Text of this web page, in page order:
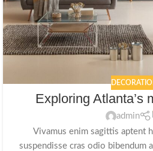
Exploring Atlanta’s
admin
Vivamus enim sagittis aptent
suspendisse cras odio bibendum